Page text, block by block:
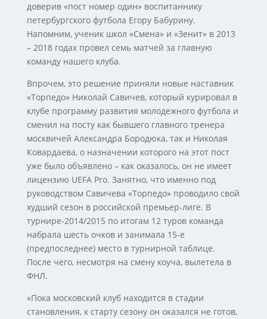
доверив «пост номер один» воспитаннику
петербургского футбола Егору Бабурину.
Напомним, ученик школ «Смена» и «Зенит» в 2013
– 2018 годах провел семь матчей за главную
команду нашего клуба.
Впрочем, это решение приняли новые наставник
«Торпедо» Николай Савичев, который курировал в
клубе программу развития молодежного футбола и
сменил на посту как бывшего главного тренера
москвичей Александра Бородюка, так и Николая
Ковардаева, о назначении которого на этот пост
уже было объявлено – как оказалось, он не имеет
лицензию UEFA Pro. Занятно, что именно под
руководством Савичева «Торпедо» проводило свой
худший сезон в российской премьер-лиге. В
турнире-2014/2015 по итогам 12 туров команда
набрала шесть очков и занимала 15-е
(предпоследнее) место в турнирной таблице.
После чего, несмотря на смену коуча, вылетела в
ФНЛ.
«Пока московский клуб находится в стадии
становления, к старту сезону он оказался не готов,